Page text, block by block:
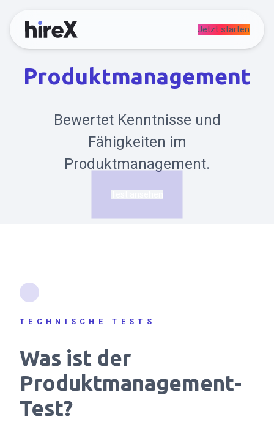
Jetzt starten
Produktmanagement
Bewertet Kenntnisse und
Fähigkeiten im
Produktmanagement.
TECHNISCHE TESTS
Was ist der
Produktmanagement-
Test?